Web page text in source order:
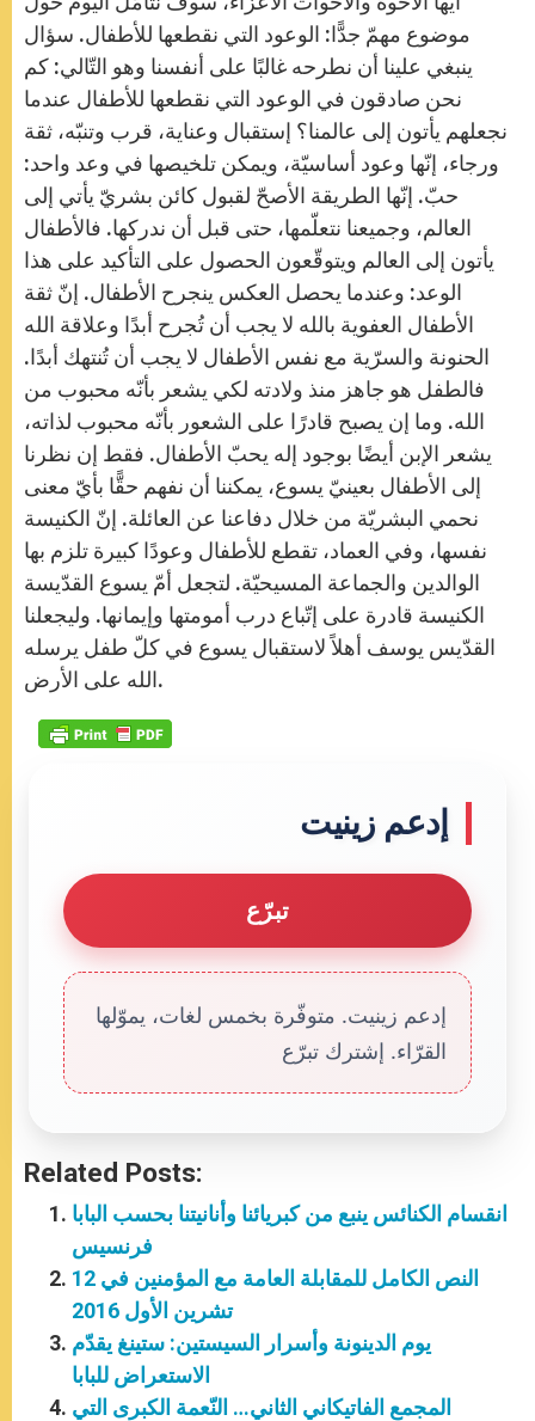
p e
r
k
موضوع مهمّ جدًّا: الوعود التي نقطعها للأطفال. سؤال
ينبغي علينا أن نطرحه غالبًا على أنفسنا وهو التّالي: كم
نحن صادقون في الوعود التي نقطعها للأطفال عندما
نجعلهم يأتون إلى عالمنا؟ إستقبال وعناية، قرب وتنبّه، ثقة
ورجاء، إنّها وعود أساسيّة، ويمكن تلخيصها في وعد واحد:
حبّ. إنّها الطريقة الأصحّ لقبول كائن بشريّ يأتي إلى
العالم، وجميعنا نتعلّمها، حتى قبل أن ندركها. فالأطفال
يأتون إلى العالم ويتوقّعون الحصول على التأكيد على هذا
الوعد: وعندما يحصل العكس ينجرح الأطفال. إنّ ثقة
الأطفال العفوية بالله لا يجب أن تُجرح أبدًا وعلاقة الله
الحنونة والسرّية مع نفس الأطفال لا يجب أن تُنتهك أبدًا.
فالطفل هو جاهز منذ ولادته لكي يشعر بأنّه محبوب من
الله. وما إن يصبح قادرًا على الشعور بأنّه محبوب لذاته،
يشعر الإبن أيضًا بوجود إله يحبّ الأطفال. فقط إن نظرنا
إلى الأطفال بعينيّ يسوع، يمكننا أن نفهم حقًّا بأيّ معنى
نحمي البشريّة من خلال دفاعنا عن العائلة. إنّ الكنيسة
نفسها، وفي العماد، تقطع للأطفال وعودًا كبيرة تلزم بها
الوالدين والجماعة المسيحيّة. لتجعل أمّ يسوع القدّيسة
الكنيسة قادرة على إتّباع درب أمومتها وإيمانها. وليجعلنا
القدّيس يوسف أهلاً لاستقبال يسوع في كلّ طفل يرسله
الله على الأرض.
إدعم زينيت
تبرّع
إدعم زينيت. متوفّرة بخمس لغات، يموّلها
القرّاء. إشترك تبرّع
Related Posts:
انقسام الكنائس ينبع من كبريائنا وأنانيتنا بحسب البابا
فرنسيس
النص الكامل للمقابلة العامة مع المؤمنين في 12
تشرين الأول 2016
يوم الدينونة وأسرار السيستين: ستينغ يقدّم
الاستعراض للبابا
المجمع الفاتيكاني الثاني… النّعمة الكبرى التي